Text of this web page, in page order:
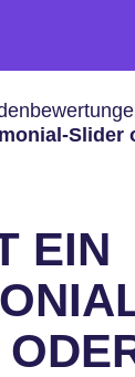
Slider
EIN